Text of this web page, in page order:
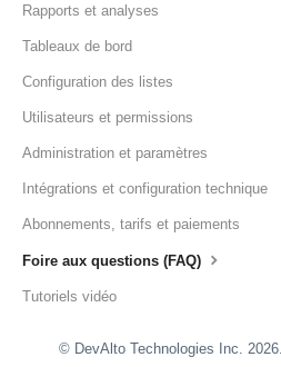
Rapports et analyses
Tableaux de bord
Configuration des listes
Utilisateurs et permissions
Administration et paramètres
Intégrations et configuration technique
Abonnements, tarifs et paiements
Foire aux questions (FAQ)
Tutoriels vidéo
© DevAlto Technologies Inc. 2026.